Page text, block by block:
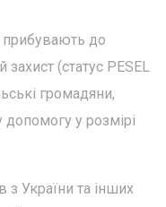
прибувають до
(статус PESEL
громадяни,
у розмірі
з України та інших